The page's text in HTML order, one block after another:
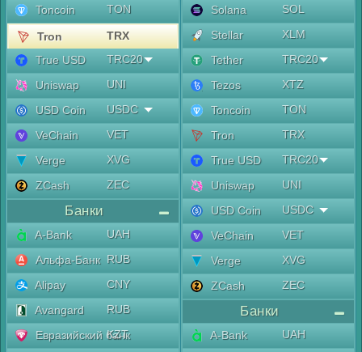
Toncoin
TON
Tron
TRX
True USD
TRC20
Uniswap
UNI
USD Coin
USDC
VeChain
VET
Verge
XVG
ZCash
ZEC
Банки
A-Bank
UAH
Альфа-Банк RUB
Alipay
CNY
Avangard
RUB
Евразийский банк
KZT
Solana
SOL
Stellar
XLM
Tether
TRC20
Tezos
XTZ
Toncoin
TON
Tron
TRX
True USD
TRC20
Uniswap
UNI
USD Coin
USDC
VeChain
VET
Verge
XVG
ZCash
ZEC
Банки
A-Bank
UAH